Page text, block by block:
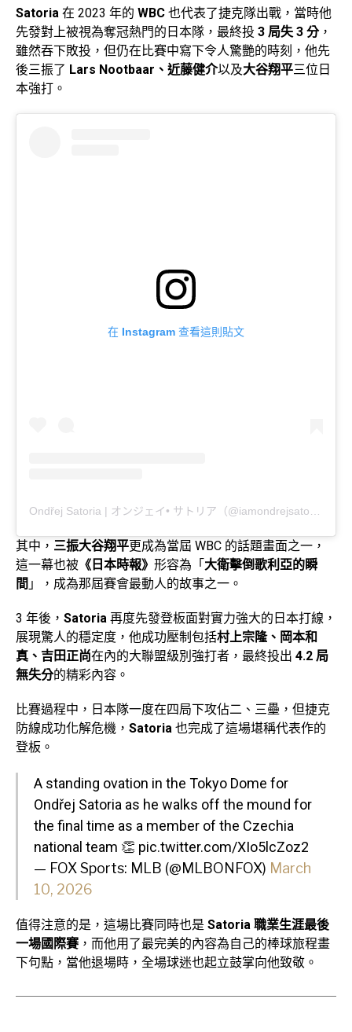
Satoria 在 2023 年的 WBC 也代表了捷克隊出戰，當時他
先發對上被視為奪冠熱門的日本隊，最終投 3 局失 3 分，
雖然吞下敗投，但仍在比賽中寫下令人驚艷的時刻，他先
後三振了 Lars Nootbaar、近藤健介以及大谷翔平三位日
本強打。
在 Instagram 查看這則貼文
其中， 三振大谷翔平更成為當屆 WBC 的話題畫面之一，
這一幕也被 《 日本時報》 形容為「大衛擊倒歌利亞的瞬
間 」，成為那屆賽會最動人的故事之一。
3 年後， Satoria 再度先發登板面對實力強大的日本打線，
展現驚人的穩定度，他成功壓制包括村上宗隆、岡本和
真、吉田正尚在內的大聯盟級別強打者，最終投出 4.2 局
無失分的精彩內容。
比賽過程中，日本隊一度在四局下攻佔二、三壘，但捷克
防線成功化解危機， Satoria 也完成了這場堪稱代表作的
登板。
A standing ovation in the Tokyo Dome for
Ondřej Satoria as he walks off the mound for
the final time as a member of the Czechia
national team 👏 pic.twitter.com/XIo5lcZoz2
— FOX Sports: MLB (@MLBONFOX) March
10, 2026
值得注意的是，這場比賽同時也是 Satoria 職業生涯最後
一場國際賽 ，而他用了最完美的內容為自己的棒球旅程畫
下句點，當他退場時，全場球迷也起立鼓掌向他致敬。